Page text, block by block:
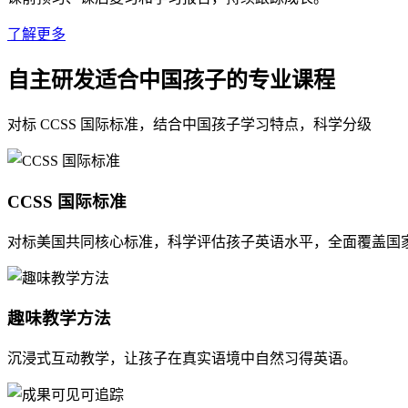
了解更多
自主研发适合中国孩子的专业课程
对标 CCSS 国际标准，结合中国孩子学习特点，科学分级
CCSS 国际标准
对标美国共同核心标准，科学评估孩子英语水平，全面覆盖国
趣味教学方法
沉浸式互动教学，让孩子在真实语境中自然习得英语。